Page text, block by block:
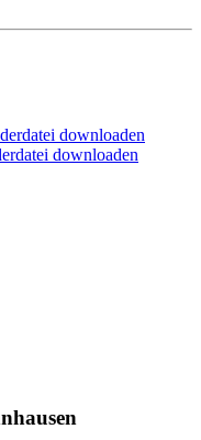
downloaden
downloaden